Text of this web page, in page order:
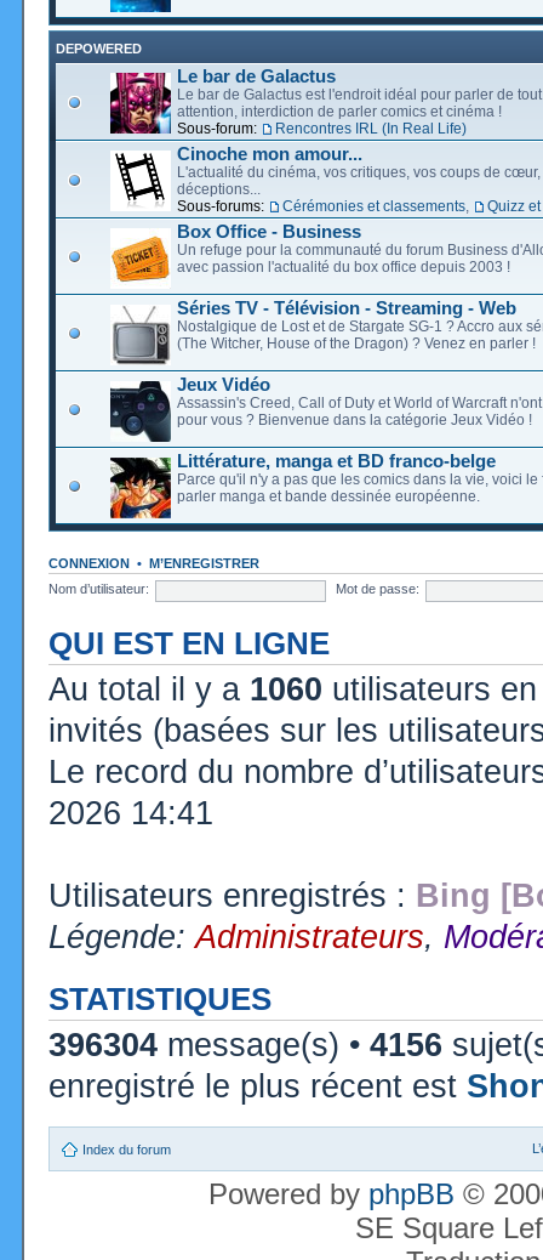
DEPOWERED
Le bar de Galactus
Le bar de Galactus est l'endroit idéal pour parler de
attention, interdiction de parler comics et cinéma !
Sous-forum:
Rencontres IRL (In Real Life)
Cinoche mon amour...
L'actualité du cinéma, vos critiques, vos coups de cœur,
déceptions...
Sous-forums:
Cérémonies et classements Quizz
Box Office - Business
Un refuge pour la communauté du forum Business
avec passion l'actualité du box office depuis 2003 !
Séries TV - Télévision - Streaming - Web
Nostalgique de Lost et de Stargate SG-1 ? Accro aux
(The Witcher, House of the Dragon) ? Venez en parler !
Jeux Vidéo
Assassin's Creed, Call of Duty et World of Warcraft
pour vous ? Bienvenue dans la catégorie Jeux Vidéo !
Littérature, manga et BD franco-belge
Parce qu'il n'y a pas que les comics dans la vie, voici le
parler manga et bande dessinée européenne.
CONNEXION • M’ENREGISTRER
Nom d’utilisateur:
Mot de passe:
QUI EST EN LIGNE
Au total il y a 1060 utilisateurs
invités (basées sur les
Le record du nombre
2026 14:41
Utilisateurs enregistrés : Bing
Légende:Administrateurs,
STATISTIQUES
396304 message(s) • 4156
enregistré le plus récent est
Index du forum
Powered by phpBB ©
SE Square